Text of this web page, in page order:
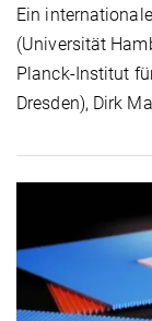
Ein
(Universität
Planck-Institut
Dresden), Dirk